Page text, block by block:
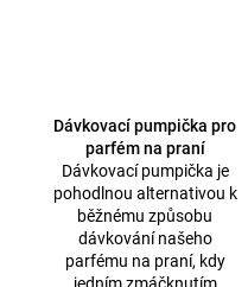
Dávkovací pumpička pro
parfém na praní
Dávkovací pumpička je
pohodlnou alternativou k
běžnému způsobu
dávkování našeho
parfému na praní, kdy